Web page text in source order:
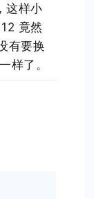
这样小
竟然
有要换
样了。